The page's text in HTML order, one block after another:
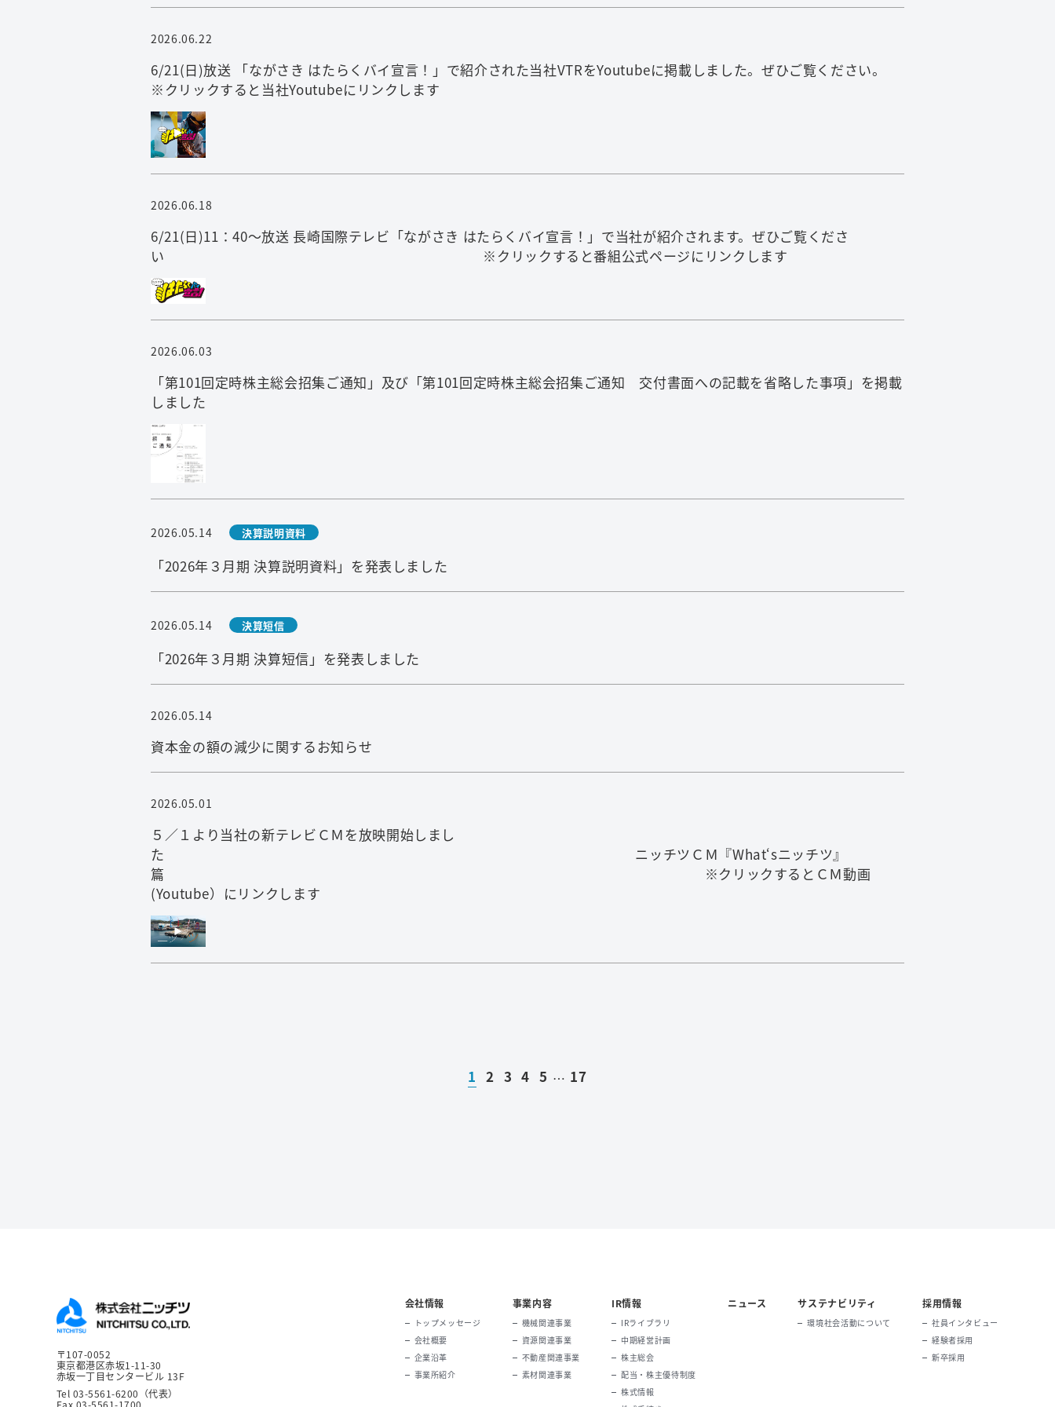
2026.06.22
6/21(日)放送 「ながさき はたらくバイ宣言！」で紹介された当社VTRをYoutubeに掲載しました。ぜひご覧ください。
※クリックすると当社Youtubeにリンクします
2026.06.18
6/21(日)11：40～放送 長崎国際テレビ「ながさき はたらくバイ宣言！」で当社が紹介されます。ぜひご覧くださ
い ※クリックすると番組公式ページにリンクします
2026.06.03
「第101回定時株主総会招集ご通知」及び「第101回定時株主総会招集ご通知 交付書面への記載を省略した事項」を掲載
しました
2026.05.14 決算説明資料
「2026年３月期 決算説明資料」を発表しました
2026.05.14 決算短信
「2026年３月期 決算短信」を発表しました
2026.05.14
資本金の額の減少に関するお知らせ
2026.05.01
５／１より当社の新テレビＣＭを放映開始しまし
た ニッチツＣＭ『What‘sニッチツ』
篇 ※クリックするとＣＭ動画
(Youtube）にリンクします
1 2 3 4 5 … 17
〒107-0052
東京都港区赤坂1-11-30
赤坂一丁目センタービル 13F
Tel 03-5561-6200（代表）
会社情報
トップメッセージ
会社概要
企業沿革
事業所紹介
事業内容
機械関連事業
資源関連事業
不動産関連事業
素材関連事業
IR情報
IRライブラリ
中期経営計画
株主総会
配当・株主優待制度
株式情報
ニュース サステナビリティ
環境社会活動について
採用情報
社員インタビュー
経験者採用
新卒採用